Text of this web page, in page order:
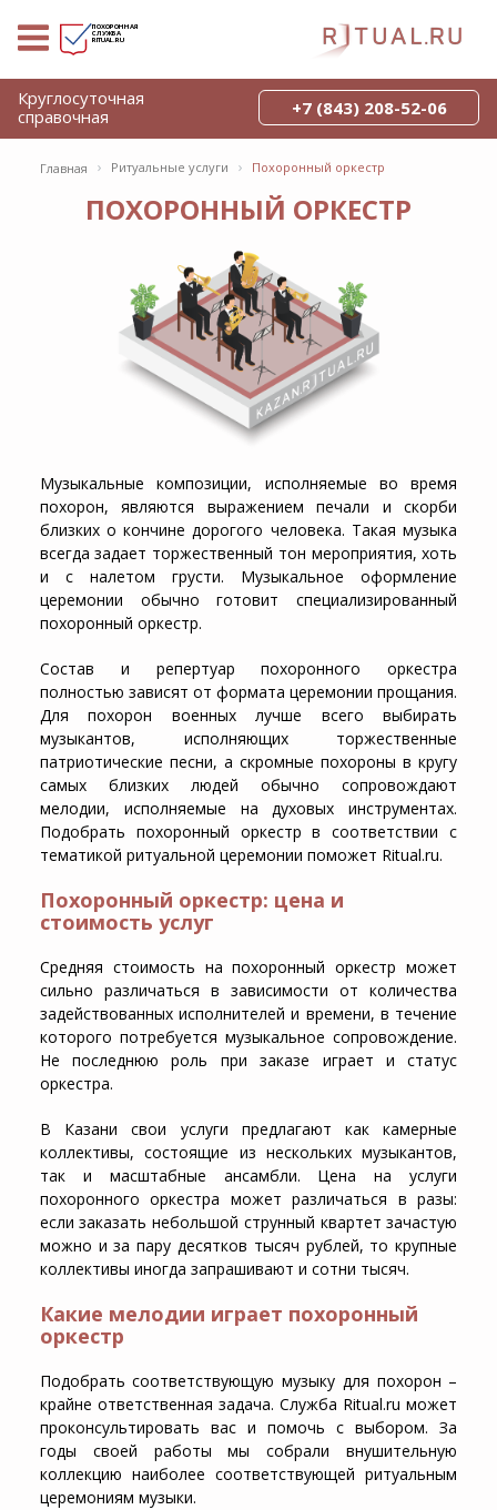
ПОХОРОННАЯ
СЛУЖБА
RITUAL.RU
Главная › Ритуальные услуги › Похоронный оркестр
ПОХОРОННЫЙ ОРКЕСТР
Музыкальные композиции, исполняемые во время
похорон, являются выражением печали и скорби
близких о кончине дорогого человека. Такая музыка
всегда задает торжественный тон мероприятия, хоть
и с налетом грусти. Музыкальное оформление
церемонии обычно готовит специализированный
похоронный оркестр.
Состав и репертуар похоронного оркестра
полностью зависят от формата церемонии прощания.
Для похорон военных лучше всего выбирать
музыкантов, исполняющих торжественные
патриотические песни, а скромные похороны в кругу
самых близких людей обычно сопровождают
мелодии, исполняемые на духовых инструментах.
Подобрать похоронный оркестр в соответствии с
тематикой ритуальной церемонии поможет Ritual.ru.
Похоронный оркестр: цена и
стоимость услуг
Средняя стоимость на похоронный оркестр может
сильно различаться в зависимости от количества
задействованных исполнителей и времени, в течение
которого потребуется музыкальное сопровождение.
Не последнюю роль при заказе играет и статус
оркестра.
В Казани свои услуги предлагают как камерные
коллективы, состоящие из нескольких музыкантов,
так и масштабные ансамбли. Цена на услуги
похоронного оркестра может различаться в разы:
если заказать небольшой струнный квартет зачастую
можно и за пару десятков тысяч рублей, то крупные
коллективы иногда запрашивают и сотни тысяч.
Какие мелодии играет похоронный
оркестр
Подобрать соответствующую музыку для похорон –
крайне ответственная задача. Служба Ritual.ru может
проконсультировать вас и помочь с выбором. За
годы своей работы мы собрали внушительную
коллекцию наиболее соответствующей ритуальным
церемониям музыки.
Круглосуточная
справочная
+7 (843) 208-52-06